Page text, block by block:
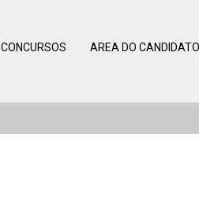
CONCURSOS AREA DO CANDIDATO